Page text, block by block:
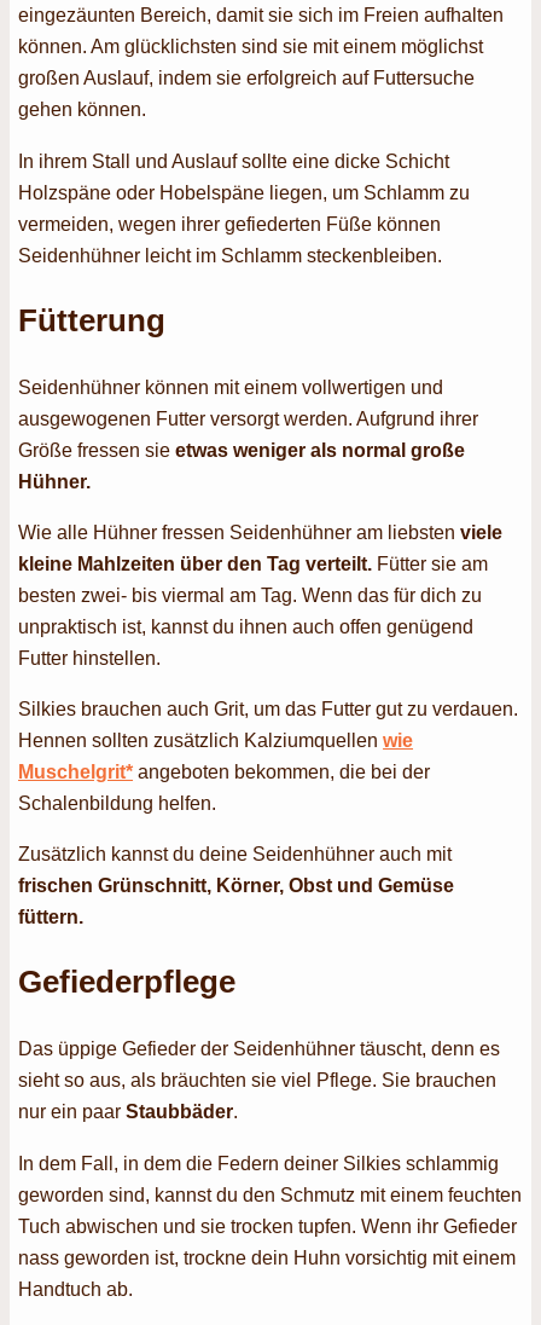
eingezäunten Bereich, damit sie sich im Freien aufhalten
können. Am glücklichsten sind sie mit einem möglichst
großen Auslauf, indem sie erfolgreich auf Futtersuche
gehen können.
In ihrem Stall und Auslauf sollte eine dicke Schicht
Holzspäne oder Hobelspäne liegen, um Schlamm zu
vermeiden, wegen ihrer gefiederten Füße können
Seidenhühner leicht im Schlamm steckenbleiben.
Fütterung
Seidenhühner können mit einem vollwertigen und
ausgewogenen Futter versorgt werden. Aufgrund ihrer
Größe fressen sieetwas weniger als normal große
Hühner.
Wie alle Hühner fressen Seidenhühner am liebsten viele
kleine Mahlzeiten über den Tag verteilt. Fütter sie am
besten zwei- bis viermal am Tag. Wenn das für dich zu
unpraktisch ist, kannst du ihnen auch offen genügend
Futter hinstellen.
Silkies brauchen auch Grit, um das Futter gut zu verdauen.
Hennen sollten zusätzlich Kalziumquellenwie
Muschelgrit* angeboten bekommen, die bei der
Schalenbildung helfen.
Zusätzlich kannst du deine Seidenhühner auch mit
frischen Grünschnitt, Körner, Obst und Gemüse
füttern.
Gefiederpflege
Das üppige Gefieder der Seidenhühner täuscht, denn es
sieht so aus, als bräuchten sie viel Pflege. Sie brauchen
nur ein paarStaubbäder.
In dem Fall, in dem die Federn deiner Silkies schlammig
geworden sind, kannst du den Schmutz mit einem feuchten
Tuch abwischen und sie trocken tupfen. Wenn ihr Gefieder
nass geworden ist, trockne dein Huhn vorsichtig mit einem
Handtuch ab.